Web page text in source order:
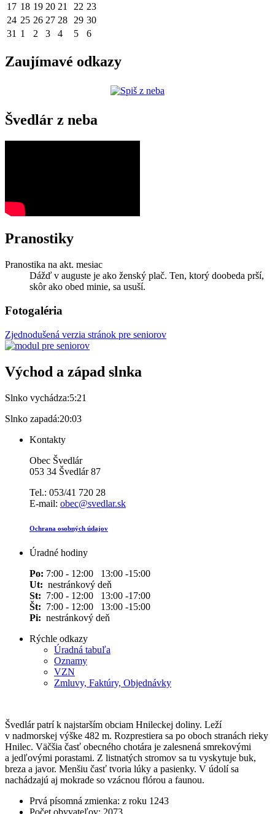
17 18 19 20 21 22 23
24 25 26 27 28 29 30
31 1 2 3 4 5 6
Zaujímavé odkazy
Švedlár z neba
Pranostiky
Pranostika na akt. mesiac
Dážď v auguste je ako ženský plač. Ten, ktorý doobeda prší,
skôr ako obed minie, sa usuší.
Fotogaléria
Zjednodušená verzia stránok pre seniorov
Východ a západ slnka
Slnko vychádza:5:21
Slnko zapadá:20:03
Kontakty
Obec Švedlár
053 34 Švedlár 87
Tel.: 053/41 720 28
E-mail: obec@svedlar.sk
Ochrana osobných údajov
Úradné hodiny
Po: 7:00 - 12:00 13:00 -15:00
Ut: nestránkový deň
St: 7:00 - 12:00 13:00 -17:00
Št: 7:00 - 12:00 13:00 -15:00
Pi: nestránkový deň
Rýchle odkazy
Úradná tabuľa
Oznamy
VZN
Zmluvy, Faktúry, Objednávky
Švedlár patrí k najstarším obciam Hnileckej doliny. Leží
v nadmorskej výške 482 m. Rozprestiera sa po oboch stranách rieky
Hnilec. Väčšia časť obecného chotára je zalesnená smrekovými
a jedľovými porastami. Z listnatých stromov sa tu vyskytuje buk,
breza a javor. Menšiu časť tvoria lúky a pasienky. V údolí sa
nachádzajú aj mokrade so vzácnou flórou a faunou.
Prvá písomná zmienka: z roku 1243
Počet obyvateľov: 2073